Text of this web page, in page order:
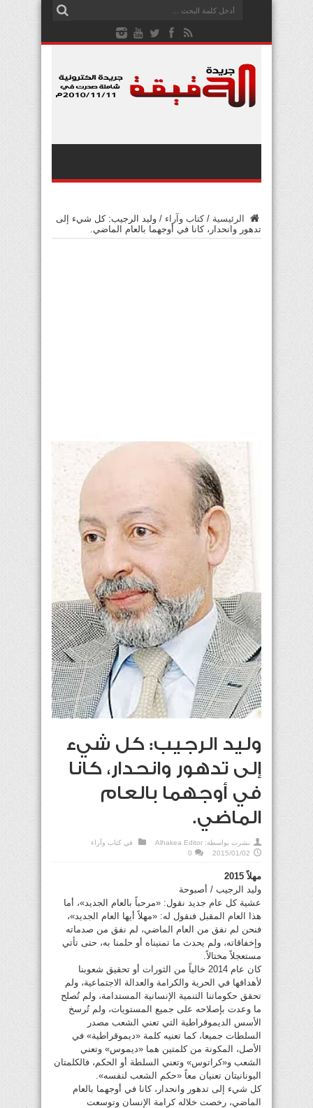
الرئيسية / كتاب وآراء / وليد الرجيب: كل شيء إلى
تدهور وانحدار، كانا في أوجهما بالعام الماضي.
وليد الرجيب: كل شيء
إلى تدهور وانحدار، كانا
في أوجهما بالعام
الماضي.
نشرت بواسطة: Alhakea Editor في كتاب وآراء
2015/01/02
0
مهلاً 2015
وليد الرجيب / أصبوحة
عشية كل عام جديد نقول: «مرحباً بالعام الجديد»، أما
هذا العام المقبل فنقول له: «مهلاً أيها العام الجديد»،
فنحن لم نفق من العام الماضي، لم نفق من صدماته
وإخفاقاته، ولم يحدث ما تمنيناه أو حلمنا به، حتى تأتي
مستعجلاً مختالاً.
كان عام 2014 خالياً من الثورات أو تحقيق شعوبنا
لأهدافها في الحرية والكرامة والعدالة الاجتماعية، ولم
تحقق حكوماتنا التنمية الإنسانية المستدامة، ولم تُصلح
ما وعدت بإصلاحه على جميع المستويات، ولم تُرسخ
الأسس الديموقراطية التي تعني الشعب مصدر
السلطات جميعا، كما تعنيه كلمة «ديموقراطية» في
الأصل، المكونة من كلمتين هما «ديموس» وتعني
الشعب و«كراتوس» وتعني السلطة أو الحكم، فالكلمتان
اليونانيتان تعنيان معاً «حكم الشعب لنفسه».
كل شيء إلى تدهور وانحدار، كانا في أوجهما بالعام
الماضي، رخصت خلاله كرامة الإنسان وتوسعت